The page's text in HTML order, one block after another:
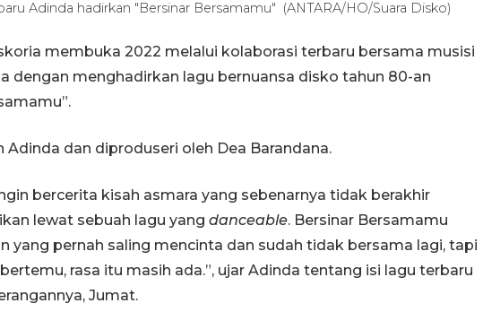
Adinda hadirkan "Bersinar Bersamamu" (ANTARA/HO/Suara Disko)
membuka 2022 melalui kolaborasi terbaru bersama musisi
dengan menghadirkan lagu bernuansa disko tahun 80-an
Adinda dan diproduseri oleh Dea Barandana.
bercerita kisah asmara yang sebenarnya tidak berakhir
lewat sebuah lagu yang danceable. Bersinar Bersamamu
yang pernah saling mencinta dan sudah tidak bersama lagi, tapi
rasa itu masih ada.”, ujar Adinda tentang isi lagu terbaru
Jumat.